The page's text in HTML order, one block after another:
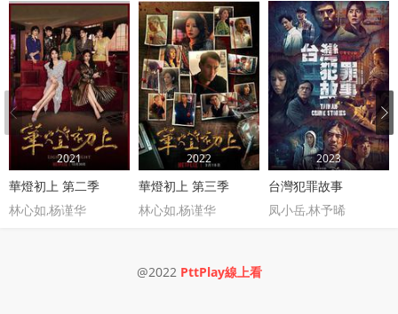
2021
華燈初上 第二季
林心如,杨谨华
2022
華燈初上 第三季
林心如,杨谨华
2023
台灣犯罪故事
凤小岳,林予晞
@2022 PttPlay線上看